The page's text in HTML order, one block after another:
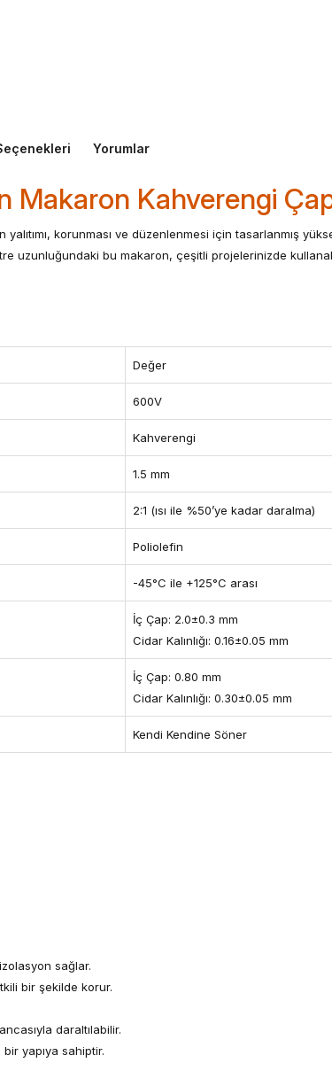
Yorumlar
Makaron Kahverengi
yalıtımı, korunması ve düzenlenmesi için tasarlanmış
uzunluğundaki bu makaron, çeşitli projelerinizde
Değer
600V
Kahverengi
1.5 mm
2:1 (ısı ile %50’ye kadar daralma)
Poliolefin
-45°C ile +125°C arası
İç Çap: 2.0±0.3 mm
Cidar Kalınlığı: 0.16±0.05 mm
İç Çap: 0.80 mm
Cidar Kalınlığı: 0.30±0.05 mm
Kendi Kendine Söner
sağlar.
bir şekilde korur.
daraltılabilir.
bir yapıya sahiptir.